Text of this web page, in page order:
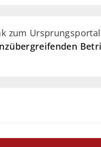
zum Ursprungsportal